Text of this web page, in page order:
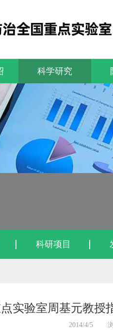
科学研究
科研项目
实验室周基元教授
2014/4/5